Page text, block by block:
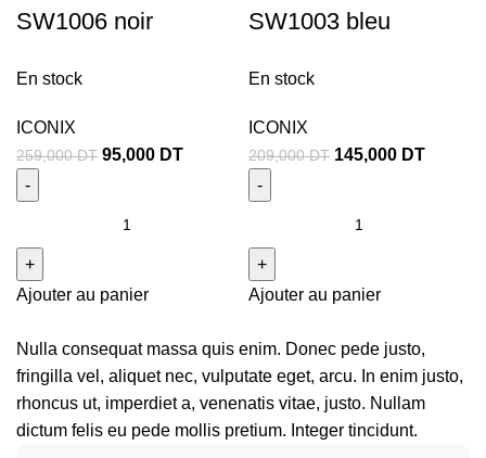
Nulla consequat massa quis enim. Donec pede justo,
fringilla vel, aliquet nec, vulputate eget, arcu. In enim justo,
rhoncus ut, imperdiet a, venenatis vitae, justo. Nullam
dictum felis eu pede mollis pretium. Integer tincidunt.
SW1006 noir
En stock
ICONIX
259,000DT 95,000 DT
Ajouter au panier
SW1003 bleu
En stock
ICONIX
209,000DT 145,000 DT
Ajouter au panier